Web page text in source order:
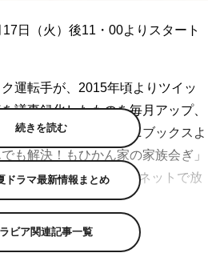
日（火）後11・00よりスタート
運転手が、2015年頃よりツイッ
議事録化したものを毎月アップ、
録が話題となり、ワニブックスよ
も解決！もひかん家の家族会ぎ」
マは10月より全国6局ネットで放
『仮面ライダー響鬼』『仮面ライ
続きを読む
ドラマ最新情報まとめ
ビア関連記事一覧